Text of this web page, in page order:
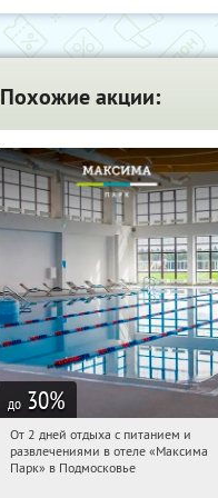
Похожие акции:
до 30%
12:29:30 Купили:
Московская обл., Дмитровский р-н, д.
От 2 дней отдыха с питанием и
развлечениями в отеле «Максима
Парк» в Подмосковье